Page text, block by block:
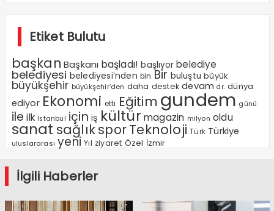
Etiket Bulutu
başkan Başkanı başladı! başlıyor belediye
belediyesi belediyesi’nden bin Bir buluştu büyük
büyükşehir büyükşehir’den daha destek devam dr. dünya
ediyor Ekonomi etti Eğitim gundem günü
ile ilk Istanbul için iş kültür magazin milyon oldu
sanat sağlıksporTeknoloji Türk Türkiye
uluslararası yeni Yıl ziyaret Özel İzmir
İlgili Haberler